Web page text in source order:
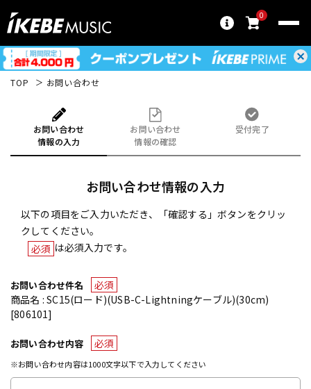
0
TOP お問い合わせ
お問い合わせ
情報の入力
お問い合わせ
情報の確認
受付完了
お問い合わせ情報の入力
以下の項目をご入力いただき、「確認する」ボタンをクリッ
クしてください。
必須 は必須入力です。
お問い合わせ件名
必須
商品名 : SC15(ロード)(USB-C-Lightningケーブル)(30cm)
[806101]
お問い合わせ内容 必須
※お問い合わせ内容は1000文字以下で入力してください